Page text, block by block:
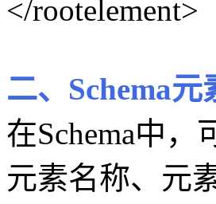
</rootelement>
二、Schema元
在Schema中
元素名称、元